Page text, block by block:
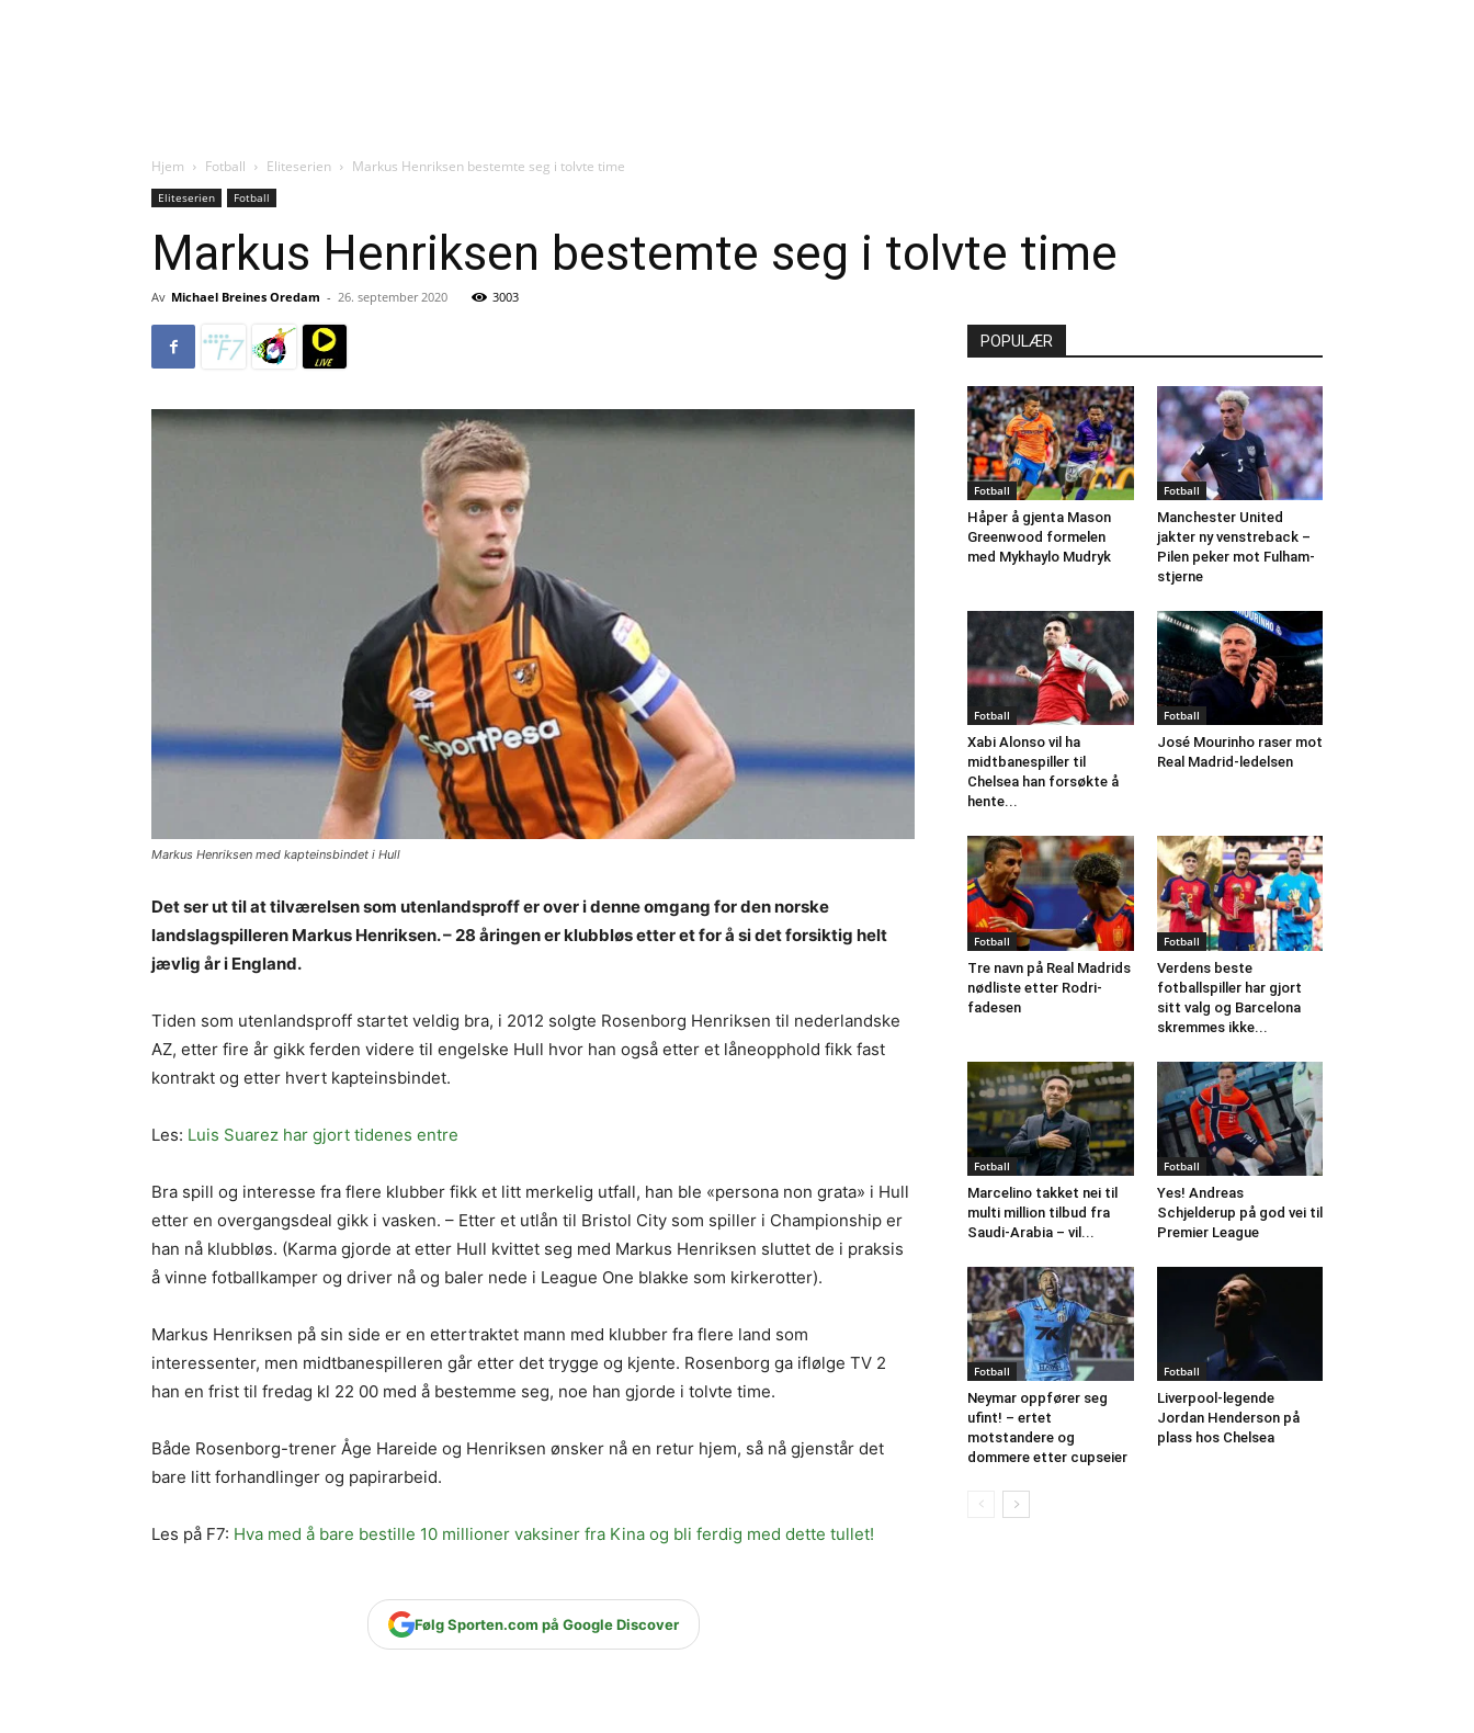
Hjem Fotball Eliteserien Markus Henriksen bestemte seg i tolvte time
Eliteserien Fotball
Markus Henriksen bestemte seg i tolvte time
Av Michael Breines Oredam - 26. september 2020 3003
Markus Henriksen med kapteinsbindet i Hull
Det ser ut til at tilværelsen som utenlandsproff er over i denne omgang for den norske
landslagspilleren Markus Henriksen. – 28 åringen er klubbløs etter et for å si det forsiktig helt
jævlig år i England.
Tiden som utenlandsproff startet veldig bra, i 2012 solgte Rosenborg Henriksen til nederlandske
AZ, etter fire år gikk ferden videre til engelske Hull hvor han også etter et låneopphold fikk fast
kontrakt og etter hvert kapteinsbindet.
Les: Luis Suarez har gjort tidenes entre
Bra spill og interesse fra flere klubber fikk et litt merkelig utfall, han ble «persona non grata» i Hull
etter en overgangsdeal gikk i vasken. – Etter et utlån til Bristol City som spiller i Championship er
han nå klubbløs. (Karma gjorde at etter Hull kvittet seg med Markus Henriksen sluttet de i praksis
å vinne fotballkamper og driver nå og baler nede i League One blakke som kirkerotter).
Markus Henriksen på sin side er en ettertraktet mann med klubber fra flere land som
interessenter, men midtbanespilleren går etter det trygge og kjente. Rosenborg ga iflølge TV 2
han en frist til fredag kl 22 00 med å bestemme seg, noe han gjorde i tolvte time.
Både Rosenborg-trener Åge Hareide og Henriksen ønsker nå en retur hjem, så nå gjenstår det
bare litt forhandlinger og papirarbeid.
Les på F7: Hva med å bare bestille 10 millioner vaksiner fra Kina og bli ferdig med dette tullet!
Følg Sporten.com på Google Discover
POPULÆR
Fotball
Håper å gjenta Mason
Greenwood formelen
med Mykhaylo Mudryk
Fotball
Manchester United
jakter ny venstreback –
Pilen peker mot Fulham-
stjerne
Fotball
Xabi Alonso vil ha
midtbanespiller til
Chelsea han forsøkte å
hente...
Fotball
José Mourinho raser mot
Real Madrid-ledelsen
Fotball
Tre navn på Real Madrids
nødliste etter Rodri-
fadesen
Fotball
Verdens beste
fotballspiller har gjort
sitt valg og Barcelona
skremmes ikke...
Fotball
Marcelino takket nei til
multi million tilbud fra
Saudi-Arabia – vil...
Fotball
Yes! Andreas
Schjelderup på god vei til
Premier League
Fotball
Neymar oppfører seg
ufint! – ertet
motstandere og
dommere etter cupseier
Fotball
Liverpool-legende
Jordan Henderson på
plass hos Chelsea